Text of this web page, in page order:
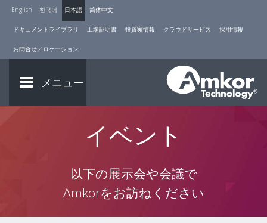
English 한국어 日本語 简体中文
ドキュメントライブラリ 工場証明書 投資家情報 クラウドサービス 採用情報
お問合せ／ロケーション
メニュー
イベント
以下の展示会や会議で
Amkorをお訪ねください